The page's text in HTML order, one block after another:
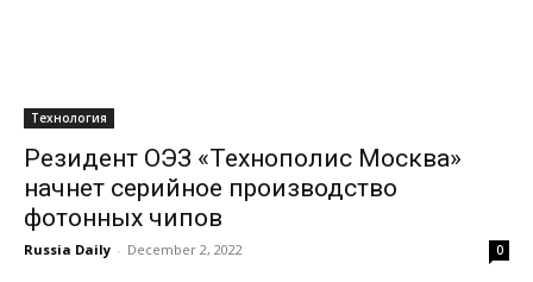
Технология
Резидент ОЭЗ «Технополис Москва»
начнет серийное производство
фотонных чипов
Russia Daily - December 2, 2022 0